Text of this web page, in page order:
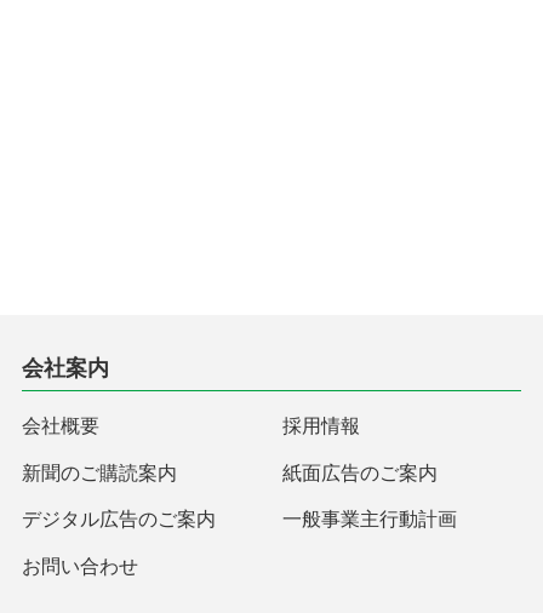
会社案内
会社概要 採用情報
新聞のご購読案内 紙面広告のご案内
デジタル広告のご案内 一般事業主行動計画
お問い合わせ